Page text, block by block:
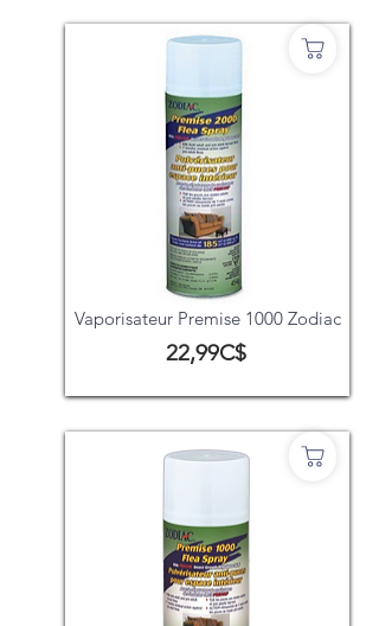
Vaporisateur Premise 1000 Zodiac
22,99C$